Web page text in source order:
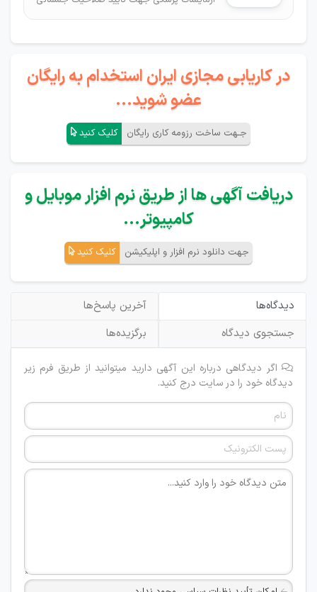
در کاریابی مجازی ایران استخدام به رایگان
عضو شوید...
جـهت ساخت رزومه کاری رایگان کلیک کنید
دریافت آگهی ها از طریق نرم افزار موبایل و
کامپیوتر...
جهت دانلود نرم افزار و اپلیکیشن کلیک کنید
دیدگاه‌ها
آخرین پاسخ‌ها
جستجوی دیدگاه
برگزیده‌ها
اگر دیدگاهی درباره این آگهی دارید میتوانید از طریق فرم زیر
دیدگاه خود را در سایت درج کنید.